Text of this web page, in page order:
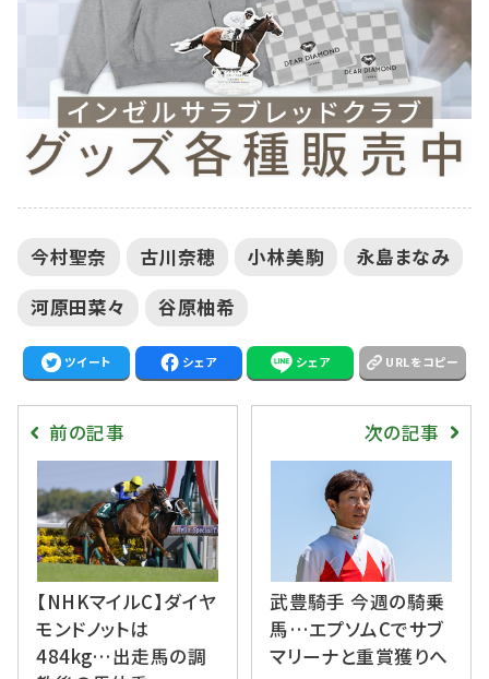
今村聖奈 古川奈穂 小林美駒
永島まなみ
河原田菜々
谷原柚希
ツイート シェア シェア URLをコピー
前の記事
【NHKマイルC】ダイヤ
モンドノットは
484kg…出走馬の調
次の記事
武豊騎手 今週の騎乗
馬…エプソムCでサブ
マリーナと重賞獲りへ